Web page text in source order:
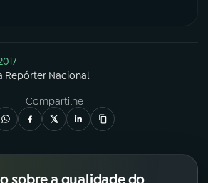
Repórter Nacional
Compartilhe